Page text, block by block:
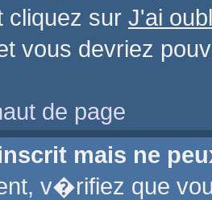
cliquez sur J'ai
vous devriez
de page
mais ne
v�rifiez que